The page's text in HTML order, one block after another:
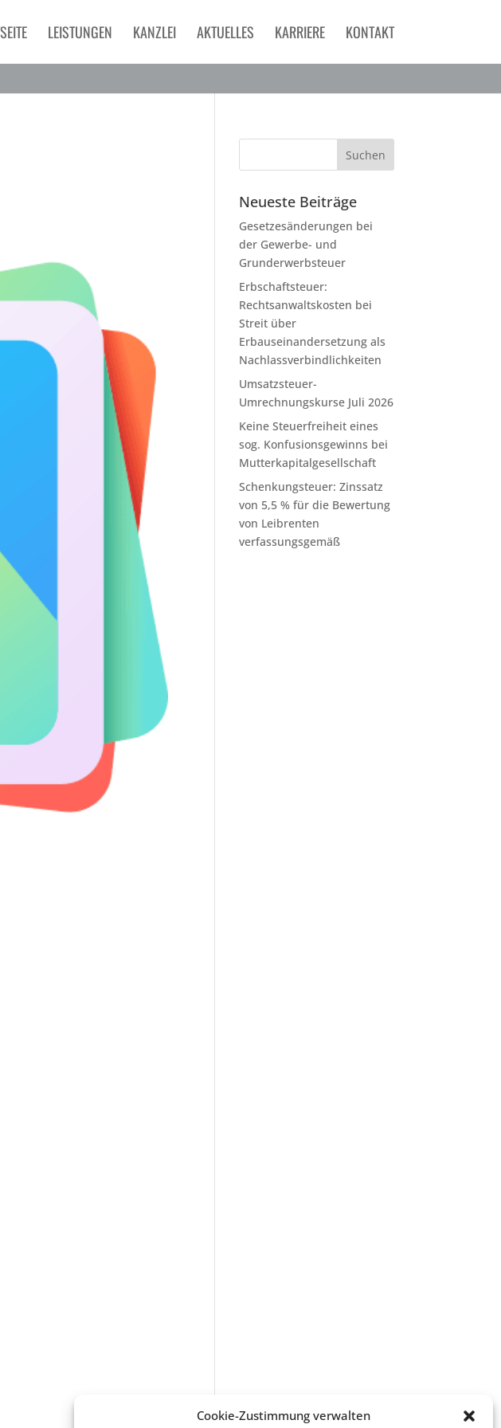
Cookie-Zustimmung verwalten
LEISTUNGEN KANZLEI AKTUELLES KARRIERE KONTAKT
Neueste Beiträge
Gesetzesänderungen bei
der Gewerbe- und
Grunderwerbsteuer
Erbschaftsteuer:
Rechtsanwaltskosten bei
Streit über
Erbauseinandersetzung als
Nachlassverbindlichkeiten
Umsatzsteuer-
Umrechnungskurse Juli 2026
Keine Steuerfreiheit eines
sog. Konfusionsgewinns bei
Mutterkapitalgesellschaft
Schenkungsteuer: Zinssatz
von 5,5 % für die Bewertung
von Leibrenten
verfassungsgemäß